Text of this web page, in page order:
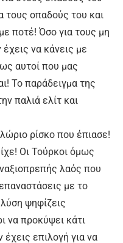
τους οπαδούς του και
ποτέ! Όσο για τους μη
να κάνεις με
αυτοί που μας
Το παράδειγμα της
παλιά ελίτ και
ρίσκο που έπιασε!
Οι Τούρκοι όμως
λαός που
με το
ψηφίζεις
να προκύψει κάτι
έχεις επιλογή για να